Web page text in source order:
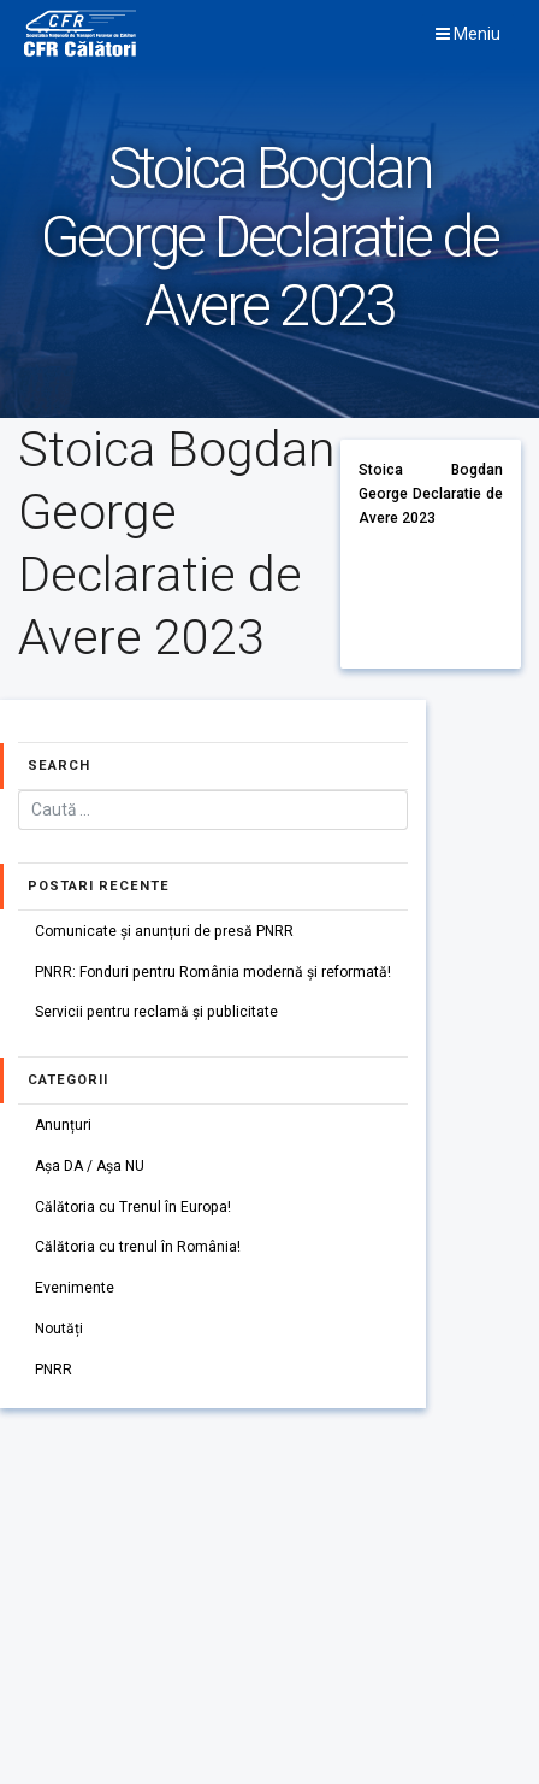
content
Meniu
Stoica Bogdan
George Declaratie de
Avere 2023
Stoica Bogdan
George
Declaratie de
Avere 2023
Stoica Bogdan
George Declaratie de
Avere 2023
SEARCH
POSTARI RECENTE
Comunicate și anunțuri de presă PNRR
PNRR: Fonduri pentru România modernă și reformată!
Servicii pentru reclamă și publicitate
CATEGORII
Anunțuri
Așa DA / Așa NU
Călătoria cu Trenul în Europa!
Călătoria cu trenul în România!
Evenimente
Noutăți
PNRR